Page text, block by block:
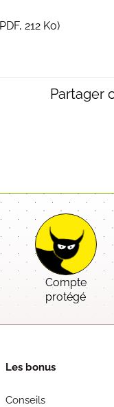
PDF, 212 Ko)
Partager
Compte
protégé
Les bonus
Conseils